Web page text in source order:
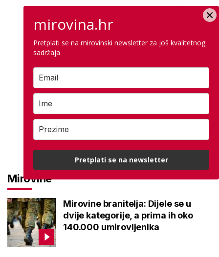
Mirovine
Mirovine branitelja: Dijele se u
dvije kategorije, a prima ih oko
140.000 umirovljenika
mirovina.hr
Pretplati se na mirovinski newsletter za još kvalitetnog
sadržaja
Pretplati se na newsletter